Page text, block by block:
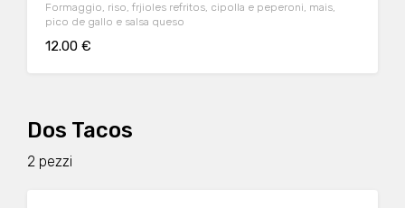
Formaggio, riso, frjioles refritos, cipolla e peperoni, mais,
pico de gallo e salsa queso
12.00 €
Dos Tacos
2 pezzi